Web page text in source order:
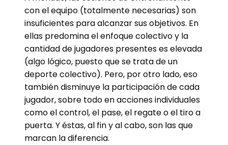
con el equipo (totalmente necesarias) son
insuficientes para alcanzar sus objetivos. En
ellas predomina el enfoque colectivo y la
cantidad de jugadores presentes es elevada
(algo lógico, puesto que se trata de un
deporte colectivo). Pero, por otro lado, eso
también disminuye la participación de cada
jugador, sobre todo en acciones individuales
como el control, el pase, el regate o el tiro a
puerta. Y éstas, al fin y al cabo, son las que
marcan la diferencia.